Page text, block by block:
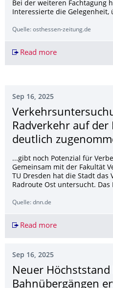
Bei der weiteren Fachtagung
Interessierte die Gelegenheit,
Quelle: osthessen-zeitung.de
Read moreExtremismus im
Sep 16, 2025
Radverkehr auf
deutlich
...gibt noch Potenzial für
Gemeinsam mit der Fakultät
TU Dresden hat die Stadt
Radroute Ost untersucht. Das
Quelle: dnn.de
Read more
Sep 16, 2025
Neuer
Bahnübergängen